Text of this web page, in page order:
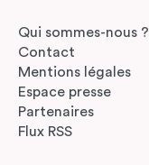
Qui sommes-nous ?
Contact
Mentions légales
Espace presse
Partenaires
Flux RSS